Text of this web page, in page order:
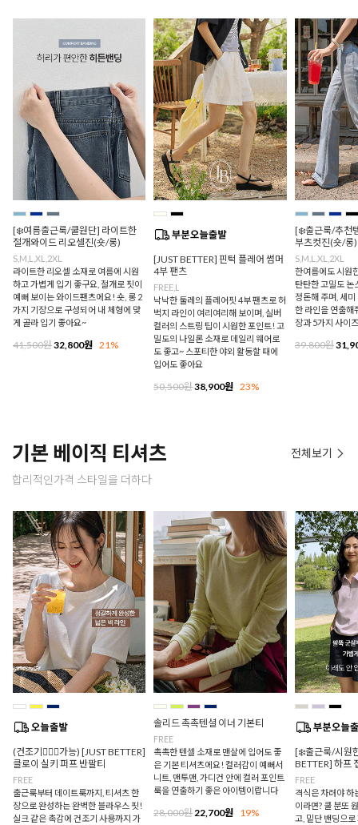
[❄️여름출근룩/쿨원단] 라이트한
절개와이드 리오셀진(숏/롱)
S,M,L,XL,2XL
라이트한 리오셀 소재로 여름에 시원
하고 가볍게 입기 좋구요, 절개로 핏이
예뻐 보이는 와이드팬츠에요! 숏, 롱 2
가지 기장으로 구성되어 내 체형에 맞
게 골라 입기 좋아요~
41,500원32,800원 21%
[JUST BETTER] 핀턱 플레어 썸머
4부 팬츠
FREE,L
낙낙한 둘레의 플레어핏 4부 팬츠로 허
벅지 라인이 여리여리해 보이며, 실버
컬러의 스트링 팁이 시원한 포인트! 고
밀도의 나일론 소재로 데일리 웨어로
도 좋고~ 스포티한 야외 활동할 때에
입어도 좋아요
50,500원38,900원 23%
[❄️출근룩/추천
부츠컷진(숏/롱)
S,M,L,XL,2XL
한여름에도 시원
탄탄한 고밀도 논
정돈해 주며, 세
한 라인을 연출해
장과 5가지 사이
39,800원
기본 베이직 티셔츠
합리적인가격 스타일을 더하다
전체보기
(건조기🙆🏻‍♀️가능) [JUST BETTER]
클로이 실키 퍼프 반팔티
FREE
출근룩부터 데이트룩까지, 티셔츠 한
장으로 완성하는 완벽한 블라우스 핏!
실크 같은 촉감에 건조기 사용까지 가
솔리드 촉촉텐셜 이너 기본티
FREE
촉촉한 텐셀 소재로 맨살에 입어도 좋
은 기본 티셔츠에요! 컬러감이 예뻐서
니트, 맨투맨, 가디건 안에 컬러 포인트
룩을 연출하기 좋은 아이템이랍니다
28,000원22,700원 19%
[❄️출근룩/시원
BETTER] 하프
FREE
격식은 차려야 하
이라면? 쿨 분또
고, 밑단 밴딩으